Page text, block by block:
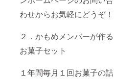
わせからお気軽にどうぞ！
２．かもめメンバーが作る
お菓子セット
１年間毎月１回お菓子の詰